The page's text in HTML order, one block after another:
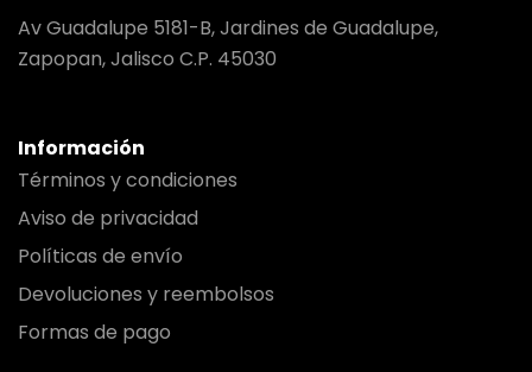
Av Guadalupe 5181-B, Jardines de Guadalupe,
Zapopan, Jalisco C.P. 45030
Información
Términos y condiciones
Aviso de privacidad
Políticas de envío
Devoluciones y reembolsos
Formas de pago